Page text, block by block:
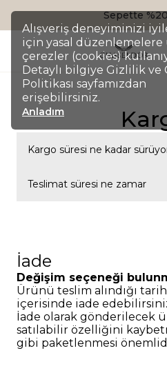
Alışveriş deneyiminizi
için yasal
çerezler (cookies)
Detaylı bilgiye Gizlilik ve
Politikası sayfamızdan
erişebilirsiniz.
Anladım
Sepette
Kargo süresi ne kadar
Siparişiniz genellikle 1-3 iş
Teslimat süresi ne zamar
İade
Değişim seçeneği
Ürünü teslim alındığı
içerisinde iade
İade olarak gönderilecek
satılabilir özelliğini
gibi paketlenmesi